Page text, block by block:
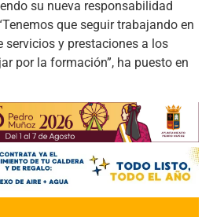
su nueva responsabilidad
que seguir trabajando en
servicios y prestaciones a los
por la formación”, ha puesto en